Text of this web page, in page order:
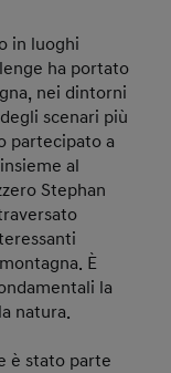
in luoghi
ha portato
nei dintorni
scenari più
partecipato a
al
Stephan
È
la
natura.
è stato parte